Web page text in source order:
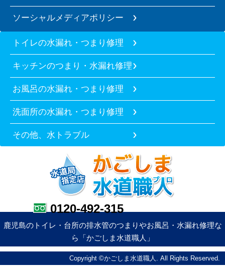
ソーシャルメディアポリシー
トイレの水漏れ・つまり修理
キッチンのつまり・水漏れ修理
お風呂の水漏れ・つまり修理
洗面所の水漏れ・つまり修理
その他、水トラブル
0120-492-315
鹿児島のトイレ・台所の排水管のつまりやお風呂・水漏れ修理な
ら「かごしま水道職人」
Copyright ©かごしま水道職人. All Rights Reserved.